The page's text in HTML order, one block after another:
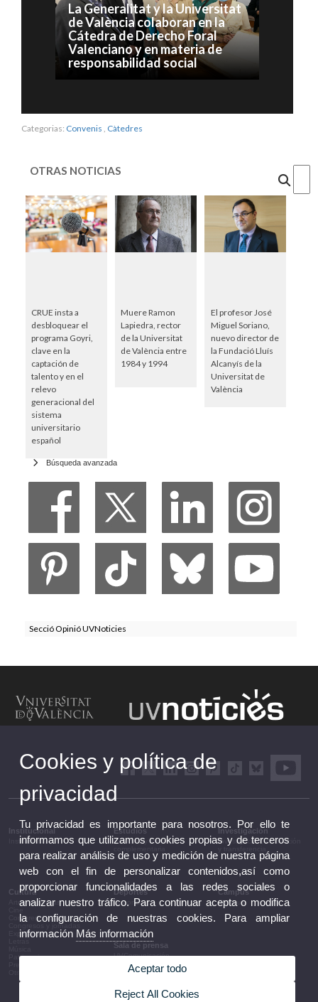
La Generalitat y la Universitat
de València colaboran en la
Cátedra de Derecho Foral
Valenciano y en materia de
responsabilidad social
Categorias: Convenis , Càtedres
OTRAS NOTICIAS
CRUE insta a
desbloquear el
programa Goyri,
clave en la
captación de
talento y en el
relevo
generacional del
sistema
universitario
español
Muere Ramon
Lapiedra, rector
de la Universitat
de València entre
1984 y 1994
El profesor José
Miguel Soriano,
nuevo director de
la Fundació Lluís
Alcanyís de la
Universitat de
València
Búsqueda avanzada
Secció Opinió UVNoticies
Institucional
Institucional
Estudios
Estudios y formación
Investigación
Investigación, innovación
Cultura
Artes escénicas
Conferencias y debates
Congresos y jornadas
Exposiciones
Patrimonio
Deportes
Deportes
Campus
Campus
Sala de prensa
UVComunicación
Notas de prensa
Agenda de gobierno
Información corporativa
Cookies y política de
privacidad
Tu privacidad es importante para nosotros. Por ello te
informamos que utilizamos cookies propias y de terceros
para realizar análisis de uso y medición de nuestra página
web con el fin de personalizar contenidos,así como
proporcionar funcionalidades a las redes sociales o
analizar nuestro tráfico. Para continuar acepta o modifica
la configuración de nuestras cookies. Para ampliar
información Más información
Aceptar todo
Reject All Cookies